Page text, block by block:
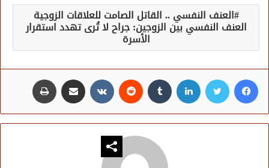
العنف النفسي .. القاتل الصامت للعلاقات الزوجية
العنف النفسي بين الزوجين: جراح لا تُرى تهدد استقرار
الأسرة
فيسبوك تويتر لينكدإن مشاركة عبر البريد